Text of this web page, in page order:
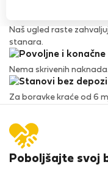
Naš ugled raste
stanara.
Nema skrivenih
Za boravke kraće od 6
Poboljšajte svoj